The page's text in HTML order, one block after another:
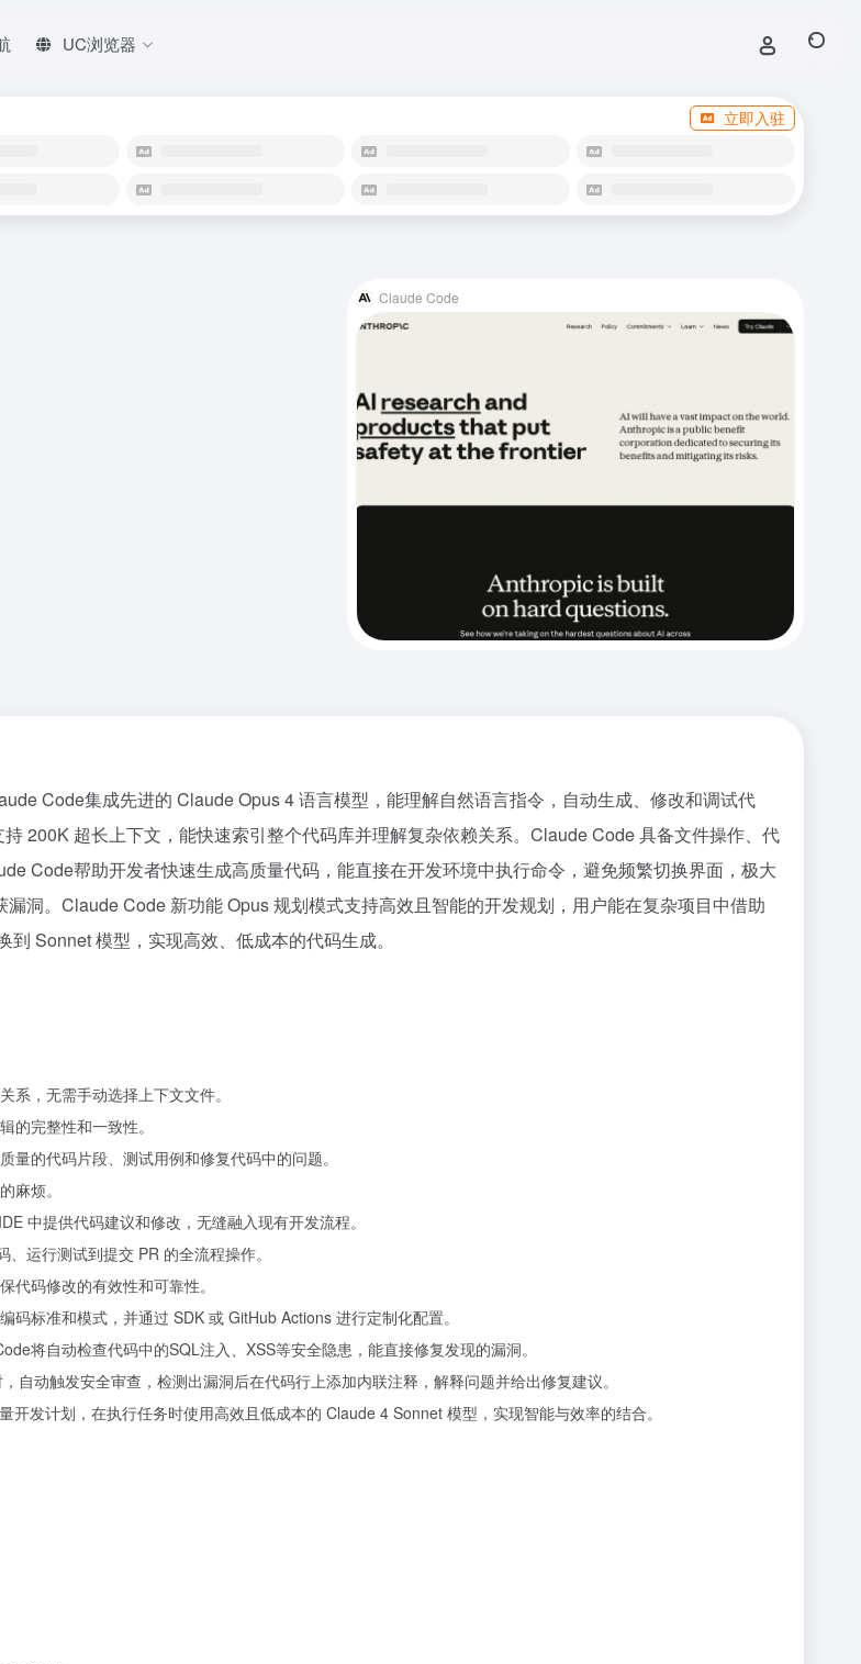
UC浏览器
立即入驻
Claude Code
Code集成先进的 Claude Opus 4 语言模型，能理解自然语言指令，自动生成、修改和调试代
200K 超长上下文，能快速索引整个代码库并理解复杂依赖关系。Claude Code 具备文件操作、代
Code帮助开发者快速生成高质量代码，能直接在开发环境中执行命令，避免频繁切换界面，极大
洞。Claude Code 新功能 Opus 规划模式支持高效且智能的开发规划，用户能在复杂项目中借助
Sonnet 模型，实现高效、低成本的代码生成。
，无需手动选择上下文文件。
的完整性和一致性。
的代码片段、测试用例和修复代码中的问题。
麻烦。
中提供代码建议和修改，无缝融入现有开发流程。
运行测试到提交 PR 的全流程操作。
码修改的有效性和可靠性。
标准和模式，并通过 SDK 或 GitHub Actions 进行定制化配置。
将自动检查代码中的SQL注入、XSS等安全隐患，能直接修复发现的漏洞。
动触发安全审查，检测出漏洞后在代码行上添加内联注释，解释问题并给出修复建议。
发计划，在执行任务时使用高效且低成本的 Claude 4 Sonnet 模型，实现智能与效率的结合。